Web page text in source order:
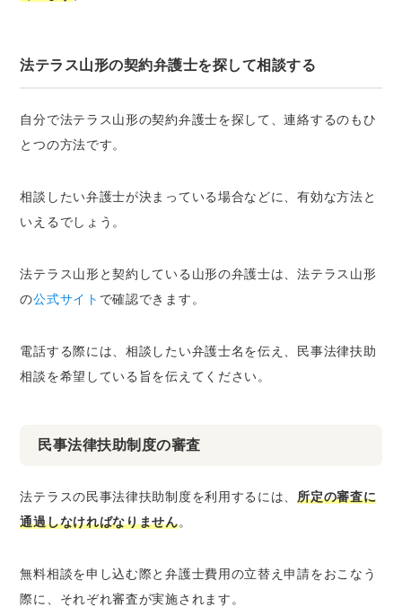
法テラス山形の契約弁護士を探して相談する
自分で法テラス山形の契約弁護士を探して、連絡するのもひ
とつの方法です。
相談したい弁護士が決まっている場合などに、有効な方法と
いえるでしょう。
法テラス山形と契約している山形の弁護士は、法テラス山形
の公式サイト で確認できます。
電話する際には、相談したい弁護士名を伝え、民事法律扶助
相談を希望している旨を伝えてください。
民事法律扶助制度の審査
法テラスの民事法律扶助制度を利用するには、所定の審査に
通過しなければなりません。
無料相談を申し込む際と弁護士費用の立替え申請をおこなう
際に、それぞれ審査が実施されます。